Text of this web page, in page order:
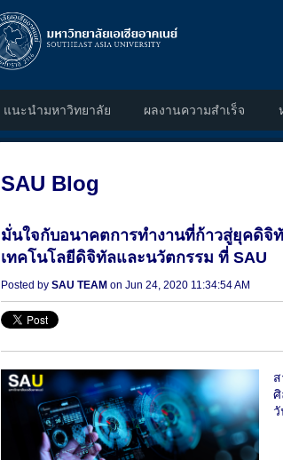
แนะนำมหาวิทยาลัย ผลงานความสำเร็จ
SAU Blog
มั่นใจกับอนาคตการทำงานที่ก้าวสู่ยุคดิจิ
เทคโนโลยีดิจิทัลและนวัตกรรม ที่ SAU
Posted by SAU TEAM on Jun 24, 2020 11:34:54 AM
ศิ
วั